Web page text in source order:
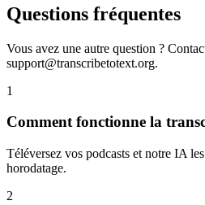
Questions fréquentes
Vous avez une autre question ?
support@transcribetotext.org.
1
Comment fonctionne la
Téléversez vos podcasts et notre IA
horodatage.
2